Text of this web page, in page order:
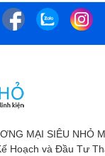
MẠI SIÊU NHỎ
Hoạch và Đầu Tư